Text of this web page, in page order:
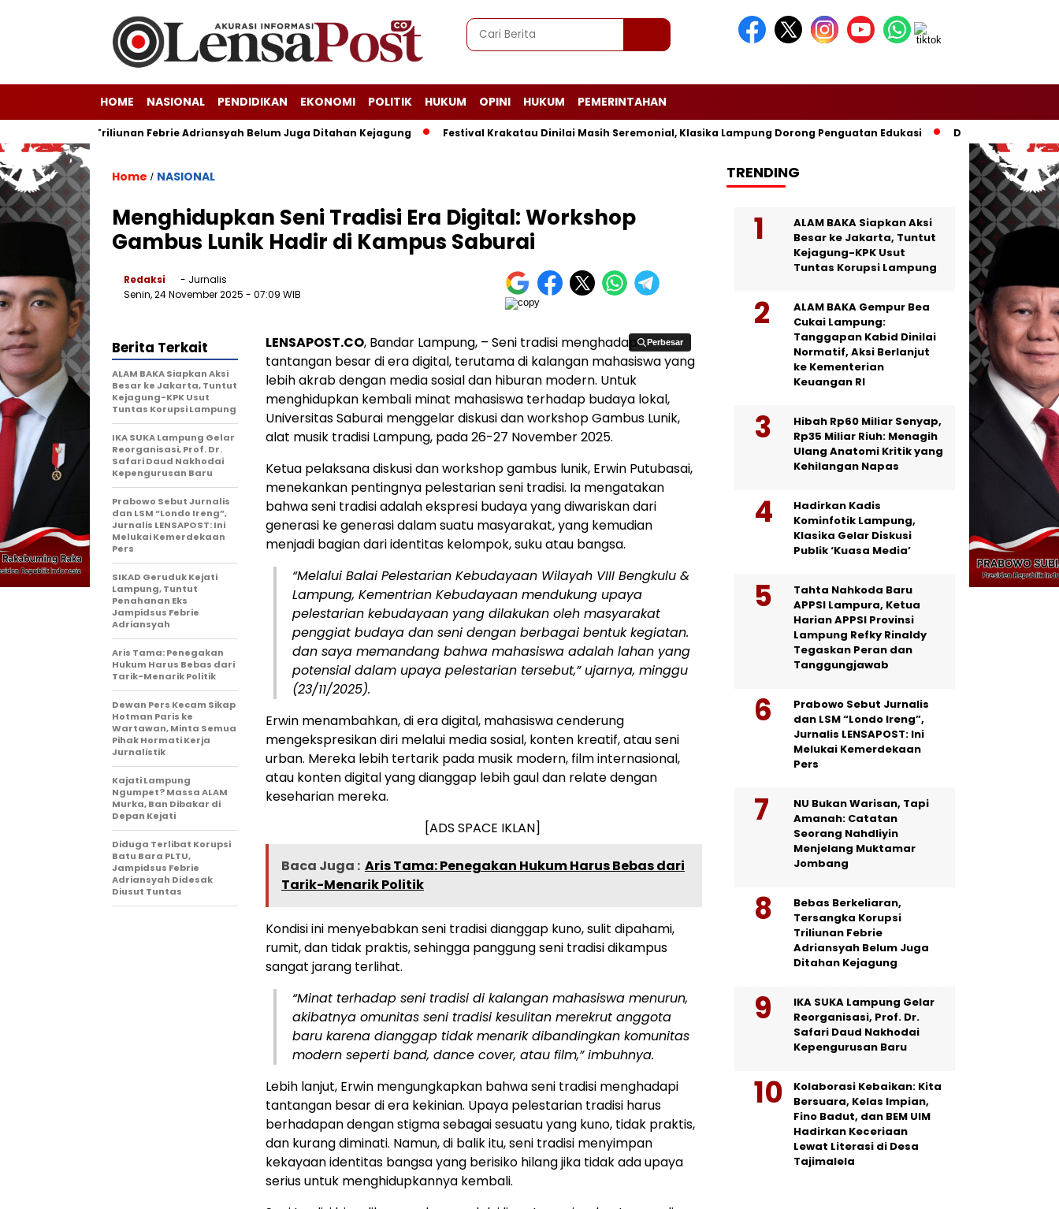
HOME NASIONAL PENDIDIKAN EKONOMI POLITIK HUKUM OPINI HUKUM PEMERINTAHAN
Korupsi Triliunan Febrie Adriansyah Belum Juga Ditahan Kejagung Festival Krakatau Dinilai Masih Seremonial, Klasika Lampung Dorong Penguatan Edukasi Dikomandoi Mas Dar,
Home / NASIONAL
Menghidupkan Seni Tradisi Era Digital: Workshop
Gambus Lunik Hadir di Kampus Saburai
Redaksi
- Jurnalis
Senin, 24 November 2025 - 07:09 WIB
Perbesar
Perbesar
LENSAPOST.CO, Bandar Lampung, – Seni tradisi menghadapi
tantangan besar di era digital, terutama di kalangan mahasiswa yang
lebih akrab dengan media sosial dan hiburan modern. Untuk
menghidupkan kembali minat mahasiswa terhadap budaya lokal,
Universitas Saburai menggelar diskusi dan workshop Gambus Lunik,
alat musik tradisi Lampung, pada 26-27 November 2025.
Ketua pelaksana diskusi dan workshop gambus lunik, Erwin Putubasai,
menekankan pentingnya pelestarian seni tradisi. Ia mengatakan
bahwa seni tradisi adalah ekspresi budaya yang diwariskan dari
generasi ke generasi dalam suatu masyarakat, yang kemudian
menjadi bagian dari identitas kelompok, suku atau bangsa.
“Melalui Balai Pelestarian Kebudayaan Wilayah VIII Bengkulu &
Lampung, Kementrian Kebudayaan mendukung upaya
pelestarian kebudayaan yang dilakukan oleh masyarakat
penggiat budaya dan seni dengan berbagai bentuk kegiatan.
dan saya memandang bahwa mahasiswa adalah lahan yang
potensial dalam upaya pelestarian tersebut,” ujarnya, minggu
(23/11/2025).
Erwin menambahkan, di era digital, mahasiswa cenderung
mengekspresikan diri melalui media sosial, konten kreatif, atau seni
urban. Mereka lebih tertarik pada musik modern, film internasional,
atau konten digital yang dianggap lebih gaul dan relate dengan
keseharian mereka.
[ADS SPACE IKLAN]
Baca Juga : Aris Tama: Penegakan Hukum Harus Bebas dari
Tarik-Menarik Politik
Kondisi ini menyebabkan seni tradisi dianggap kuno, sulit dipahami,
rumit, dan tidak praktis, sehingga panggung seni tradisi dikampus
sangat jarang terlihat.
“Minat terhadap seni tradisi di kalangan mahasiswa menurun,
akibatnya omunitas seni tradisi kesulitan merekrut anggota
baru karena dianggap tidak menarik dibandingkan komunitas
modern seperti band, dance cover, atau film,” imbuhnya.
Lebih lanjut, Erwin mengungkapkan bahwa seni tradisi menghadapi
tantangan besar di era kekinian. Upaya pelestarian tradisi harus
berhadapan dengan stigma sebagai sesuatu yang kuno, tidak praktis,
dan kurang diminati. Namun, di balik itu, seni tradisi menyimpan
kekayaan identitas bangsa yang berisiko hilang jika tidak ada upaya
serius untuk menghidupkannya kembali.
Berita Terkait
ALAM BAKA Siapkan Aksi
Besar ke Jakarta, Tuntut
Kejagung-KPK Usut
Tuntas Korupsi Lampung
IKA SUKA Lampung Gelar
Reorganisasi, Prof. Dr.
Safari Daud Nakhodai
Kepengurusan Baru
Prabowo Sebut Jurnalis
dan LSM “Londo Ireng”,
Jurnalis LENSAPOST: Ini
Melukai Kemerdekaan
Pers
SIKAD Geruduk Kejati
Lampung, Tuntut
Penahanan Eks
Jampidsus Febrie
Adriansyah
Aris Tama: Penegakan
Hukum Harus Bebas dari
Tarik-Menarik Politik
Dewan Pers Kecam Sikap
Hotman Paris ke
Wartawan, Minta Semua
Pihak Hormati Kerja
Jurnalistik
Kajati Lampung
Ngumpet? Massa ALAM
Murka, Ban Dibakar di
Depan Kejati
Diduga Terlibat Korupsi
Batu Bara PLTU,
Jampidsus Febrie
Adriansyah Didesak
Diusut Tuntas
TRENDING
ALAM BAKA Siapkan Aksi
Besar ke Jakarta, Tuntut
Kejagung-KPK Usut
Tuntas Korupsi Lampung
ALAM BAKA Gempur Bea
Cukai Lampung:
Tanggapan Kabid Dinilai
Normatif, Aksi Berlanjut
ke Kementerian
Keuangan RI
Hibah Rp60 Miliar Senyap,
Rp35 Miliar Riuh: Menagih
Ulang Anatomi Kritik yang
Kehilangan Napas
Hadirkan Kadis
Kominfotik Lampung,
Klasika Gelar Diskusi
Publik ‘Kuasa Media’
Tahta Nahkoda Baru
APPSI Lampura, Ketua
Harian APPSI Provinsi
Lampung Refky Rinaldy
Tegaskan Peran dan
Tanggungjawab
Prabowo Sebut Jurnalis
dan LSM “Londo Ireng”,
Jurnalis LENSAPOST: Ini
Melukai Kemerdekaan
Pers
NU Bukan Warisan, Tapi
Amanah: Catatan
Seorang Nahdliyin
Menjelang Muktamar
Jombang
Bebas Berkeliaran,
Tersangka Korupsi
Triliunan Febrie
Adriansyah Belum Juga
Ditahan Kejagung
IKA SUKA Lampung Gelar
Reorganisasi, Prof. Dr.
Safari Daud Nakhodai
Kepengurusan Baru
Kolaborasi Kebaikan: Kita
Bersuara, Kelas Impian,
Fino Badut, dan BEM UIM
Hadirkan Keceriaan
Lewat Literasi di Desa
Tajimalela